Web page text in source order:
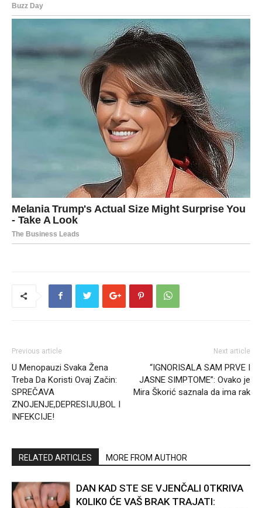
Previous article
U Menopauzi Svaka Žena
Treba Da Koristi Ovaj Začin:
SPREČAVA
ZNOJENJE,DEPRESIJU,BOL I
INFEKCIJE!
Next article
“IGNORISALA SAM PRVE I
JASNE SIMPTOME”: Ovako je
Mira Škorić saznala da ima rak
RELATED ARTICLES MORE FROM AUTHOR
DAN KAD STE SE VJENČALI 0TKRIVA
K0LIK0 ĆE VAŠ BRAK TRAJATI: